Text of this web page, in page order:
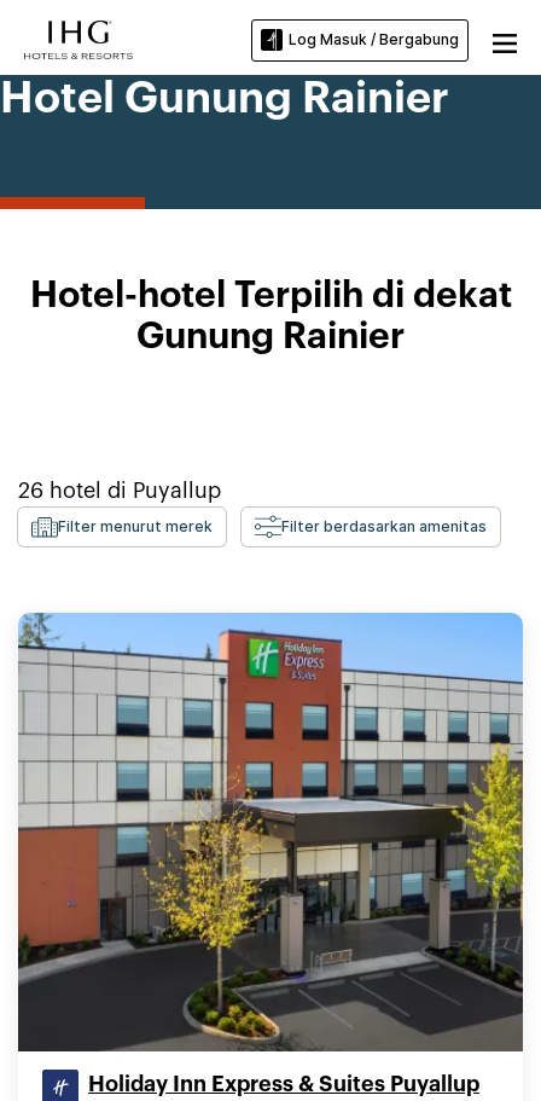
Log Masuk / Bergabung
Hotel Gunung Rainier
Hotel-hotel Terpilih di dekat
Gunung Rainier
26 hotel di Puyallup
Filter menurut merek Filter berdasarkan amenitas
Holiday Inn Express & Suites Puyallup